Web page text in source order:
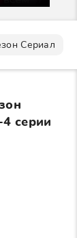
Сериал
серии